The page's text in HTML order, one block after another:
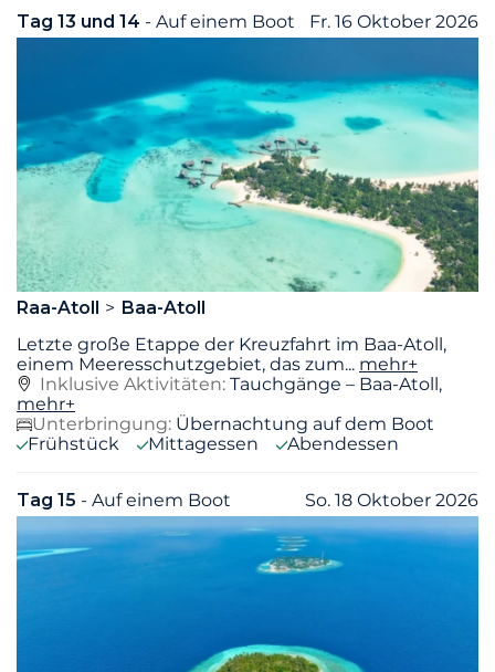
Tag 13 und 14 - Auf einem Boot Fr. 16 Oktober 2026
Raa-Atoll
Baa-Atoll
Letzte große Etappe der Kreuzfahrt im Baa-Atoll,
einem Meeresschutzgebiet, das zum... mehr+
Inklusive Aktivitäten: Tauchgänge – Baa-Atoll,
mehr+
Unterbringung: Übernachtung auf dem Boot
Frühstück
Mittagessen Abendessen
Tag 15 - Auf einem Boot So. 18 Oktober 2026